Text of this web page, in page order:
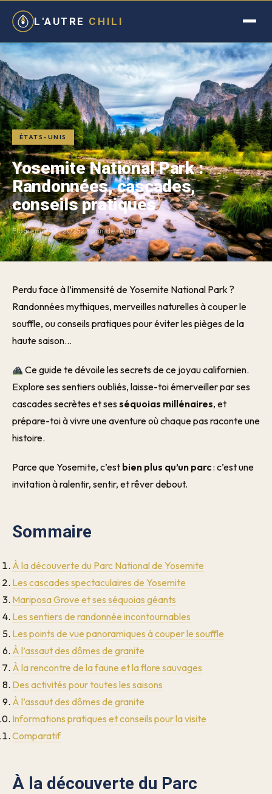
L'AUTRE CHILI
ÉTATS-UNIS
Yosemite National Park :
Randonnées, cascades,
conseils pratiques
Elodiemai 23, 202522 min de lecture
Perdu face à l’immensité de Yosemite National Park ?
Randonnées mythiques, merveilles naturelles à couper le
souffle, ou conseils pratiques pour éviter les pièges de la
haute saison…
Ce guide te dévoile les secrets de ce joyau californien.
Explore ses sentiers oubliés, laisse-toi émerveiller par ses
cascades secrètes et ses séquoias millénaires, et
prépare-toi à vivre une aventure où chaque pas raconte une
histoire.
Parce que Yosemite, c’est bien plus qu’un parc: c’est une
invitation à ralentir, sentir, et rêver debout.
Sommaire
À la découverte du Parc National de Yosemite
Les cascades spectaculaires de Yosemite
Mariposa Grove et ses séquoias géants
Les sentiers de randonnée incontournables
Les points de vue panoramiques à couper le souffle
À l’assaut des dômes de granite
À la rencontre de la faune et la flore sauvages
Des activités pour toutes les saisons
À l’assaut des dômes de granite
Informations pratiques et conseils pour la visite
Comparatif
À la découverte du Parc